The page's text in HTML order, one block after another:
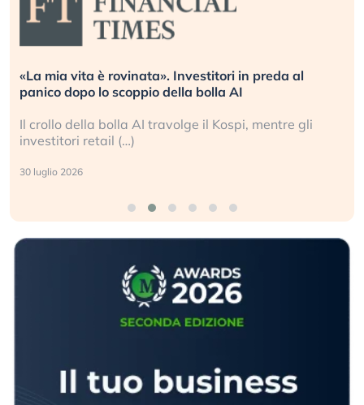
Quando la finanza pesa più dell’economia reale.
L’America sta ripetendo gli errori del 2008?
La ricchezza mondiale cresce, ma è sempre più
sganciata dall’economia reale. (…)
24 luglio 2026